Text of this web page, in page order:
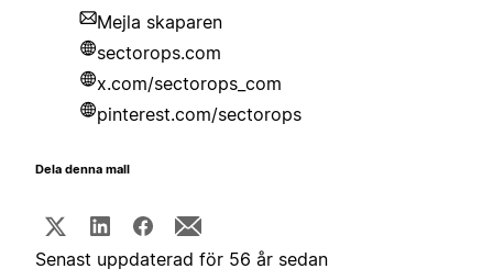
Mejla skaparen
sectorops.com
x.com/sectorops_com
pinterest.com/sectorops
Dela denna mall
Senast uppdaterad för 56 år sedan